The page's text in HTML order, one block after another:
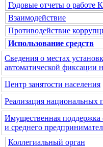
Годовые отчеты о работе
Взаимодействие
Противодействие
Использование средств
Сведения о местах
автоматической
Центр занятости населения
Реализация национальных
Имущественная поддержка
и среднего
Коллегиальный орган